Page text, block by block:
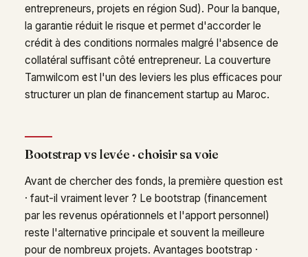
entrepreneurs, projets en région Sud). Pour la banque,
la garantie réduit le risque et permet d'accorder le
crédit à des conditions normales malgré l'absence de
collatéral suffisant côté entrepreneur. La couverture
Tamwilcom est l'un des leviers les plus efficaces pour
structurer un plan de financement startup au Maroc.
Bootstrap vs levée · choisir sa voie
Avant de chercher des fonds, la première question est
· faut-il vraiment lever ? Le bootstrap (financement
par les revenus opérationnels et l'apport personnel)
reste l'alternative principale et souvent la meilleure
pour de nombreux projets. Avantages bootstrap ·